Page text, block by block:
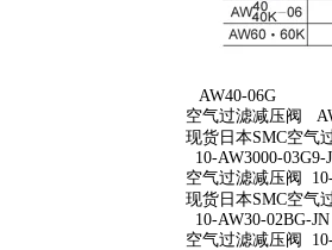
AW40-06G
空气过滤减压阀
现货日本SMC空气
10-AW3000-03G9-
空气过滤减压阀
现货日本SMC空气
10-AW30-02BG-JN
空气过滤减压阀